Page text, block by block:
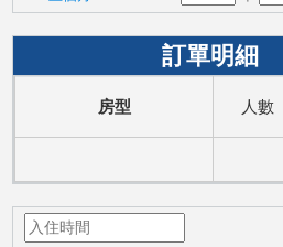
訂單明細
房型 人數